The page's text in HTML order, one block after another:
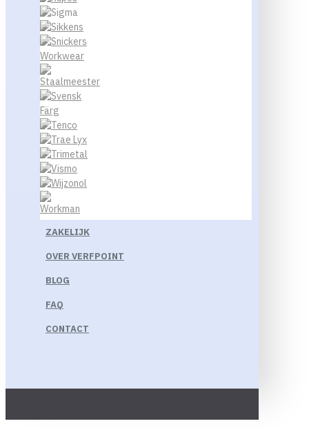
ZAKELIJK
OVER VERFPOINT
BLOG
FAQ
CONTACT